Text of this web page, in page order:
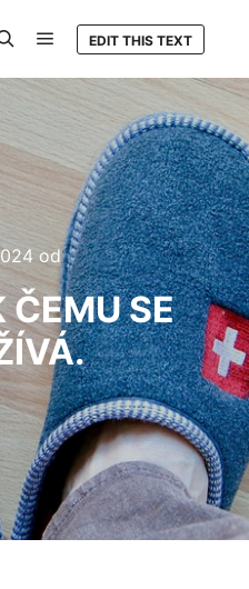
EDIT THIS TEXT
od
ČEMU SE